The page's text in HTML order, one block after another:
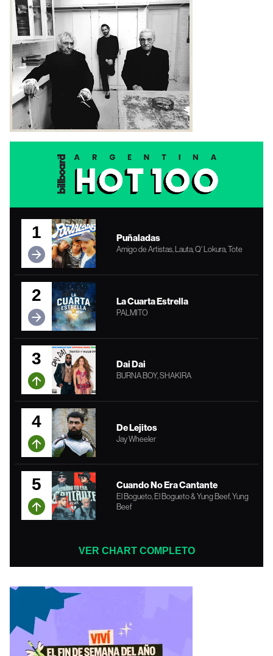
1 Puñaladas
Amigo de Artistas, Lauta, Q' Lokura, Tote
2 La Cuarta Estrella
PALMITO
3 Dai Dai
BURNA BOY, SHAKIRA
4 De Lejitos
Jay Wheeler
5 Cuando No Era Cantante
El Bogueto, El Bogueto & Yung Beef, Yung
Beef
VER CHART COMPLETO